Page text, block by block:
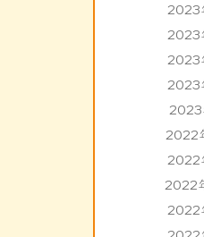
2023
2023
2023
2023
2023
2022
2022
2022
2022